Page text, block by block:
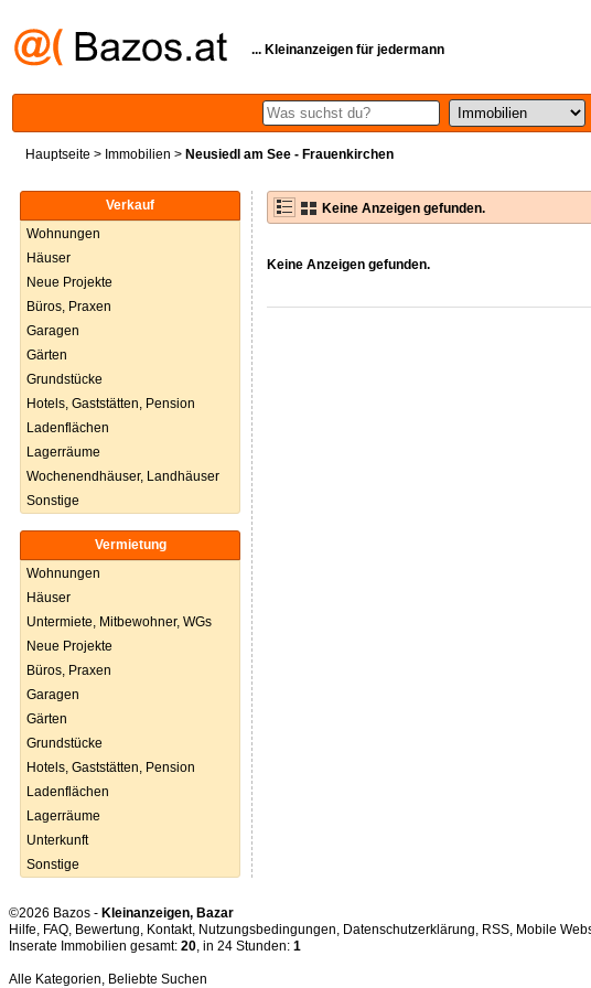
... Kleinanzeigen für jedermann
Hauptseite > Immobilien > Neusiedl am See - Frauenkirchen
Verkauf
Wohnungen
Häuser
Neue Projekte
Büros, Praxen
Garagen
Gärten
Grundstücke
Hotels, Gaststätten, Pension
Ladenflächen
Lagerräume
Wochenendhäuser, Landhäuser
Sonstige
Vermietung
Wohnungen
Häuser
Untermiete, Mitbewohner, WGs
Neue Projekte
Büros, Praxen
Garagen
Gärten
Grundstücke
Hotels, Gaststätten, Pension
Ladenflächen
Lagerräume
Unterkunft
Sonstige
Keine Anzeigen gefunden.
Keine Anzeigen gefunden.
©2026 Bazos - Kleinanzeigen, Bazar
Hilfe, FAQ, Bewertung, Kontakt, Nutzungsbedingungen, Datenschutzerklärung, RSS,
Inserate Immobilien gesamt: 20, in 24 Stunden: 1
Alle Kategorien, Beliebte Suchen